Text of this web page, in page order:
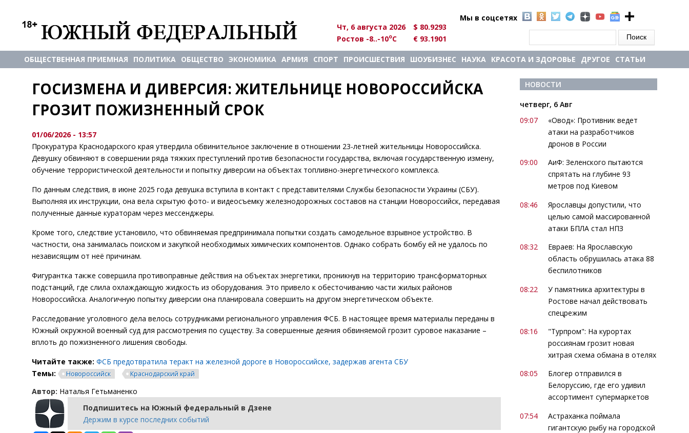
Мы в соцсетях
Чт, 6 августа 2026
$ 80.9293
Ростов -8..-10oC € 93.1901
ОБЩЕСТВЕННАЯ ПРИЕМНАЯ ПОЛИТИКА ОБЩЕСТВО ЭКОНОМИКА АРМИЯ СПОРТ ПРОИСШЕСТВИЯ ШОУБИЗНЕС НАУКА КРАСОТА И ЗДОРОВЬЕ ДРУГОЕ СТАТЬИ
ГОСИЗМЕНА И ДИВЕРСИЯ: ЖИТЕЛЬНИЦЕ НОВОРОССИЙСКА
ГРОЗИТ ПОЖИЗНЕННЫЙ СРОК
01/06/2026 - 13:57
Прокуратура Краснодарского края утвердила обвинительное заключение в отношении 23-летней жительницы Новороссийска.
Девушку обвиняют в совершении ряда тяжких преступлений против безопасности государства, включая государственную измену,
обучение террористической деятельности и попытку диверсии на объектах топливно-энергетического комплекса.
По данным следствия, в июне 2025 года девушка вступила в контакт с представителями Службы безопасности Украины (СБУ).
Выполняя их инструкции, она вела скрытую фото- и видеосъемку железнодорожных составов на станции Новороссийск, передавая
полученные данные кураторам через мессенджеры.
Кроме того, следствие установило, что обвиняемая предпринимала попытки создать самодельное взрывное устройство. В
частности, она занималась поиском и закупкой необходимых химических компонентов. Однако собрать бомбу ей не удалось по
независящим от неё причинам.
Фигурантка также совершила противоправные действия на объектах энергетики, проникнув на территорию трансформаторных
подстанций, где слила охлаждающую жидкость из оборудования. Это привело к обесточиванию части жилых районов
Новороссийска. Аналогичную попытку диверсии она планировала совершить на другом энергетическом объекте.
Расследование уголовного дела велось сотрудниками регионального управления ФСБ. В настоящее время материалы переданы в
Южный окружной военный суд для рассмотрения по существу. За совершенные деяния обвиняемой грозит суровое наказание –
вплоть до пожизненного лишения свободы.
Читайте также: ФСБ предотвратила теракт на железной дороге в Новороссийске, задержав агента СБУ
Темы:
Новороссийск Краснодарский край
Автор: Наталья Гетьманенко
Подпишитесь на Южный федеральный в Дзене
Держим в курсе последних событий
НОВОСТИ
четверг, 6 Авг
09:07
«Овод»: Противник ведет
атаки на разработчиков
дронов в России
09:00
АиФ: Зеленского пытаются
спрятать на глубине 93
метров под Киевом
08:46
Ярославцы допустили, что
целью самой массированной
атаки БПЛА стал НПЗ
08:32
Евраев: На Ярославскую
область обрушилась атака 88
беспилотников
08:22
У памятника архитектуры в
Ростове начал действовать
спецрежим
08:16
"Турпром": На курортах
россиянам грозит новая
хитрая схема обмана в отелях
08:05
Блогер отправился в
Белоруссию, где его удивил
ассортимент супермаркетов
07:54
Астраханка поймала
гигантскую рыбу на городской